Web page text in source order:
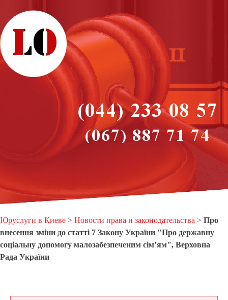
Юруслуги в Киеве > Новости права и законодательства > Про
внесення зміни до статті 7 Закону України "Про державну
соціальну допомогу малозабезпеченим сім’ям", Верховна
Рада України